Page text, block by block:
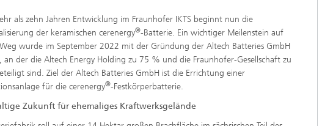
als zehn Jahren Entwicklung im Fraunhofer IKTS beginnt nun die
der keramischen cerenergy®-Batterie. Ein wichtiger Meilenstein auf
wurde im September 2022 mit der Gründung der Altech Batteries GmbH
an der die Altech Energy Holding zu 75 % und die Fraunhofer-Gesellschaft zu
sind. Ziel der Altech Batteries GmbH ist die Errichtung einer
für die cerenergy®-Festkörperbatterie.
Zukunft für ehemaliges Kraft­werksgelände